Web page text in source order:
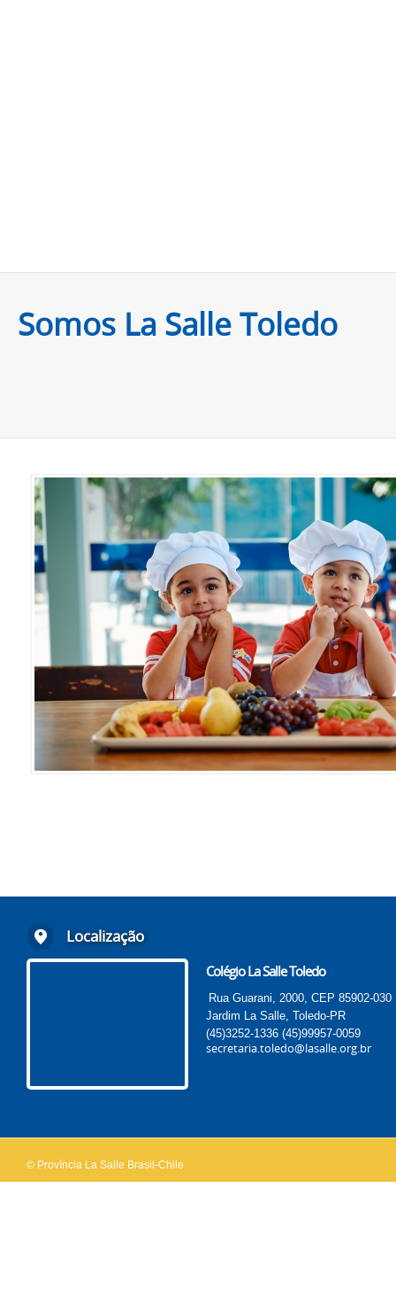
Somos La Salle Toledo
Localização
Colégio La Salle Toledo
Rua Guarani, 2000, CEP 85902-030
Jardim La Salle, Toledo-PR
(45)3252-1336 (45)99957-0059
secretaria.toledo@lasalle.org.br
© Província La Salle Brasil-Chile